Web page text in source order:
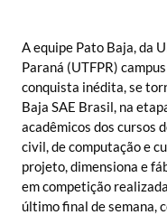
A equipe Pato Baja, da
Paraná (UTFPR)
conquista inédita, se
Baja SAE Brasil, na
acadêmicos dos cursos
civil, de computação e
projeto, dimensiona e
em competição
último final de semana,